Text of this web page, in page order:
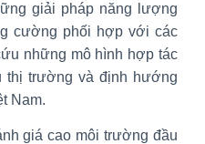
giải pháp năng lượng
cường phối hợp với các
những mô hình hợp tác
thị trường và định hướng
Nam.
giá cao môi trường đầu